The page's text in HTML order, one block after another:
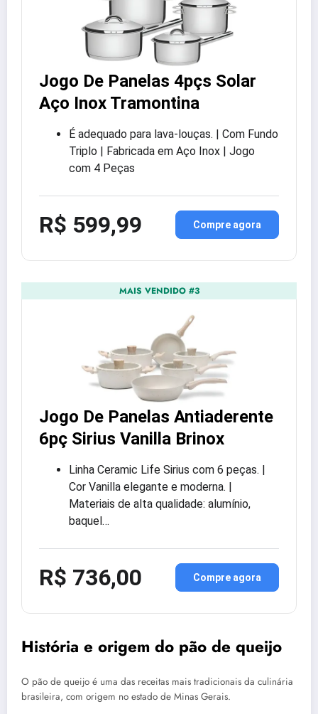
Jogo De Panelas 4pçs Solar
Aço Inox Tramontina
É adequado para lava-louças. | Com Fundo
Triplo | Fabricada em Aço Inox | Jogo
com 4 Peças
R$ 599,99 Compre agora
MAIS VENDIDO #3
Jogo De Panelas Antiaderente
6pç Sirius Vanilla Brinox
Linha Ceramic Life Sirius com 6 peças. |
Cor Vanilla elegante e moderna. |
Materiais de alta qualidade: alumínio,
baquel…
R$ 736,00 Compre agora
História e origem do pão de queijo
O pão de queijo é uma das receitas mais tradicionais da culinária
brasileira, com origem no estado de Minas Gerais.